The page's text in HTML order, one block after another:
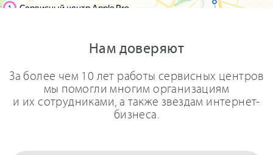
Нам доверяют
За более чем 10 лет работы сервисных центров
мы помогли многим организациям
и их сотрудниками, а также звездам интернет-
бизнеса.